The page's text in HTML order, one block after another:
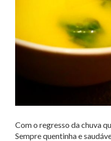
Com o regresso da chuva
Sempre quentinha e